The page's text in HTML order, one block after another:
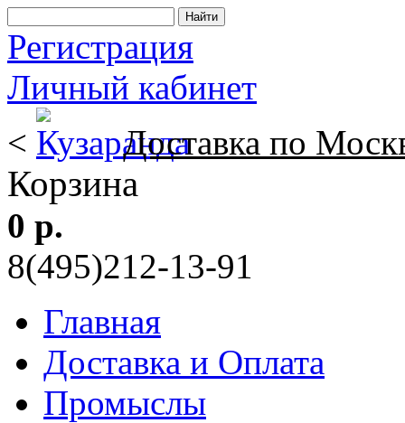
Регистрация
Личный кабинет
<
Доставка по
Корзина
0 р.
8(495)212-13-91
Главная
Доставка и Оплата
Промыслы